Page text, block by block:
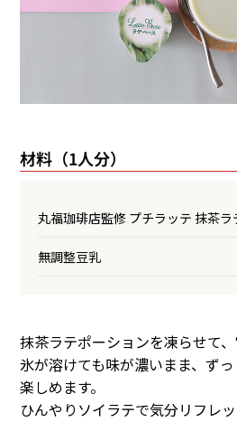
材料（1人分）
丸福珈琲店監修 プチラッテ 抹茶ラ
無調整豆乳
抹茶ラテポーションを凍らせて、
氷が溶けても味が濃いまま、ず
楽しめます。
ひんやりソイラテで気分リフレ